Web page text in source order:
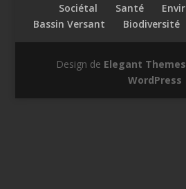
Sociétal
Santé
Bassin Versant
Biodiversité
Design de Elegant Themes
WordPress